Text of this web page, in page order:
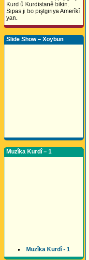
Kurd û Kurdistanê bikin.
Sipas ji bo piştgiriya Amerîkî
yan.
Slide Show – Xoybun
Muzîka Kurdî – 1
Muzîka Kurdî - 1